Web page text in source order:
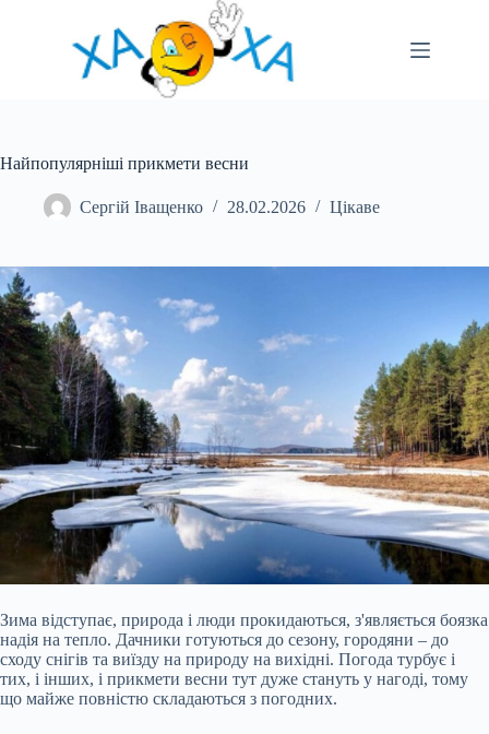
Найпопулярніші прикмети весни
Сергій Іващенко 28.02.2026 Цікаве
Зима відступає, природа і люди прокидаються, з'являється боязка
надія на тепло. Дачники готуються до сезону, городяни – до
сходу снігів та виїзду на природу на вихідні. Погода турбує і
тих, і інших, і прикмети весни тут дуже стануть у нагоді, тому
що майже повністю складаються з погодних.